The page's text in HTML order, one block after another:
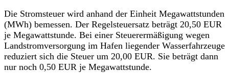
Die Stromsteuer wird anhand der Einheit Megawattstunden
(MWh) bemessen. Der Regelsteuersatz beträgt 20,50 EUR
je Megawattstunde. Bei einer Steuerermäßigung wegen
Landstromversorgung im Hafen liegender Wasserfahrzeuge
reduziert sich die Steuer um 20,00 EUR. Sie beträgt dann
nur noch 0,50 EUR je Megawattstunde.